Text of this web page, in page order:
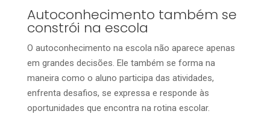
Autoconhecimento também se
constrói na escola
O autoconhecimento na escola não aparece apenas
em grandes decisões. Ele também se forma na
maneira como o aluno participa das atividades,
enfrenta desafios, se expressa e responde às
oportunidades que encontra na rotina escolar.